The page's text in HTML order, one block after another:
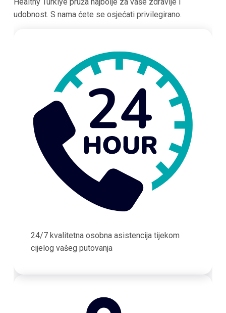
udobnost. S nama ćete se osjećati privilegirano.
24/7 kvalitetna osobna asistencija tijekom
cijelog vašeg putovanja